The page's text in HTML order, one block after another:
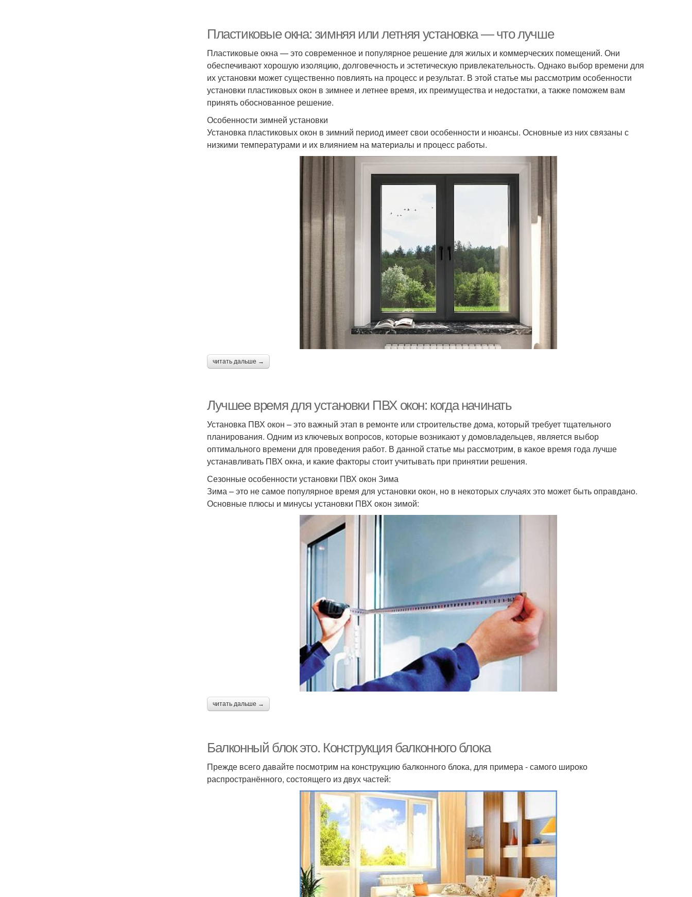
Пластиковые окна: зимняя или летняя установка — что лучше
Пластиковые окна — это современное и популярное решение для жилых и коммерческих помещений. Они
обеспечивают хорошую изоляцию, долговечность и эстетическую привлекательность. Однако выбор времени для
их установки может существенно повлиять на процесс и результат. В этой статье мы рассмотрим особенности
установки пластиковых окон в зимнее и летнее время, их преимущества и недостатки, а также поможем вам
принять обоснованное решение.
Особенности зимней установки
Установка пластиковых окон в зимний период имеет свои особенности и нюансы. Основные из них связаны с
низкими температурами и их влиянием на материалы и процесс работы.
читать дальше →
Лучшее время для установки ПВХ окон: когда начинать
Установка ПВХ окон – это важный этап в ремонте или строительстве дома, который требует тщательного
планирования. Одним из ключевых вопросов, которые возникают у домовладельцев, является выбор
оптимального времени для проведения работ. В данной статье мы рассмотрим, в какое время года лучше
устанавливать ПВХ окна, и какие факторы стоит учитывать при принятии решения.
Сезонные особенности установки ПВХ окон Зима
Зима – это не самое популярное время для установки окон, но в некоторых случаях это может быть оправдано.
Основные плюсы и минусы установки ПВХ окон зимой:
читать дальше →
Балконный блок это. Конструкция балконного блока
Прежде всего давайте посмотрим на конструкцию балконного блока, для примера - самого широко
распространённого, состоящего из двух частей: